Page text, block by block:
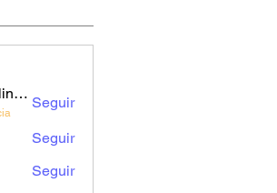
Gracia Ministerios Carolingia
Seguir
Seguir
Seguir